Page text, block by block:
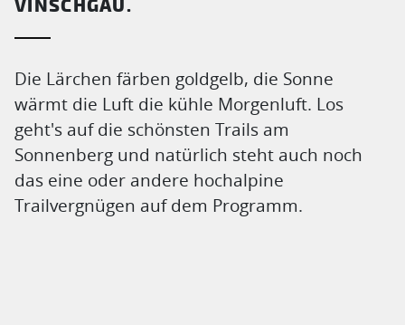
VINSCHGAU.
Die Lärchen färben goldgelb, die Sonne
wärmt die Luft die kühle Morgenluft. Los
geht's auf die schönsten Trails am
Sonnenberg und natürlich steht auch noch
das eine oder andere hochalpine
Trailvergnügen auf dem Programm.